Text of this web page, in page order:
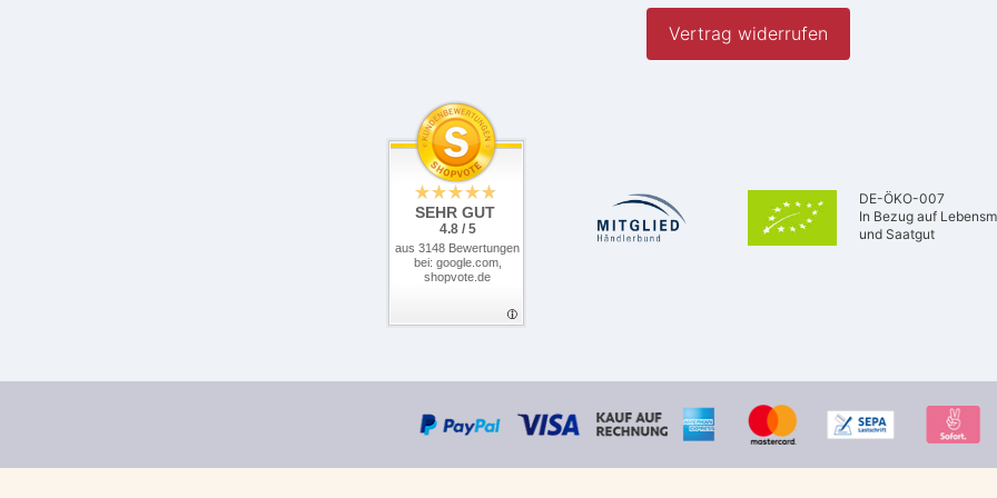
Vertrag widerrufen
SEHR GUT
4.8 / 5
aus 3148 Bewertungen
bei: google.com,
shopvote.de
DE-ÖKO-007
In Bezug auf
und Saatgut